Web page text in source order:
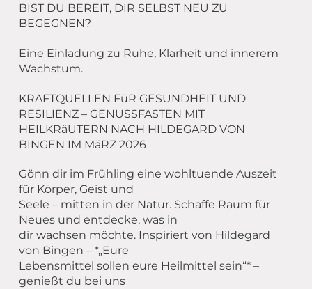
BIST DU BEREIT, DIR SELBST NEU ZU
BEGEGNEN?
Eine Einladung zu Ruhe, Klarheit und innerem
Wachstum.
KRAFTQUELLEN FüR GESUNDHEIT UND
RESILIENZ – GENUSSFASTEN MIT
HEILKRäUTERN NACH HILDEGARD VON
BINGEN IM MäRZ 2026
Gönn dir im Frühling eine wohltuende Auszeit
für Körper, Geist und
Seele – mitten in der Natur. Schaffe Raum für
Neues und entdecke, was in
dir wachsen möchte. Inspiriert von Hildegard
von Bingen – *„Eure
Lebensmittel sollen eure Heilmittel sein“* –
genießt du bei uns